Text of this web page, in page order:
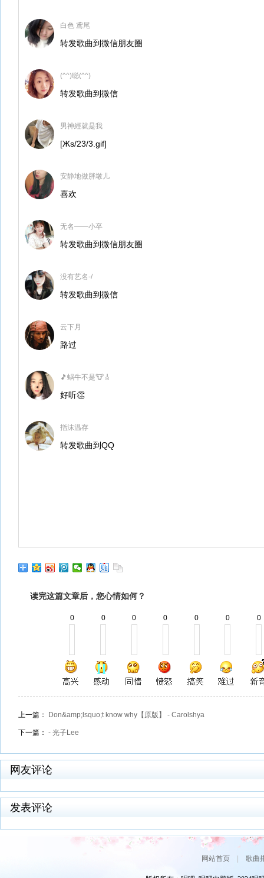
白色 鸢尾
转发歌曲到微信朋友圈
(^^)聪(^^)
转发歌曲到微信
男神經就是我
[Жs/23/3.gif]
安静地做胖墩儿
喜欢
无名——小卒
转发歌曲到微信朋友圈
没有艺名-/
转发歌曲到微信
云下月
路过
🎵蜗牛不是🐮🎸
好听👏
指沫温存
转发歌曲到QQ
读完这篇文章后，您心情如何？
0 0 0 0 0 0 0
上一篇： Don&amp;lsquo;t know why【原版】 - Carolshya
下一篇： - 光子Lee
网友评论
发表评论
网站首页| 歌曲